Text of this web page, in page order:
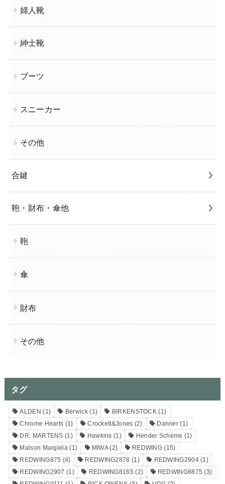
婦人靴
紳士靴
ブーツ
スニーカー
その他
合鍵
鞄・財布・傘他
鞄
傘
財布
その他
タグ
ALDEN (1) Berwick(1) BIRKENSTOCK (1)
Chrome Hearts (1) Crockett&Jones (2) Danner (1)
DR. MARTENS (1) Hawkins (1) Hender Scheme (1)
Maison Margiela(1) MIWA(2) REDWING (15)
REDWING875 (4) REDWING2878 (1) REDWING2904(1)
REDWING2907 (1) REDWING8165 (2) REDWING8875 (3)